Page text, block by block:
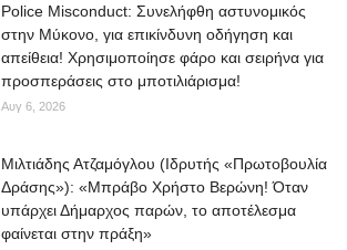
Police Misconduct: Συνελήφθη αστυνομικός
στην Μύκονο, για επικίνδυνη οδήγηση και
απείθεια! Χρησιμοποίησε φάρο και σειρήνα για
προσπεράσεις στο μποτιλιάρισμα!
Αυγ 6, 2026
Μιλτιάδης Ατζαμόγλου (Ιδρυτής «Πρωτοβουλία
Δράσης»): «Μπράβο Χρήστο Βερώνη! Όταν
υπάρχει Δήμαρχος παρών, το αποτέλεσμα
φαίνεται στην πράξη»